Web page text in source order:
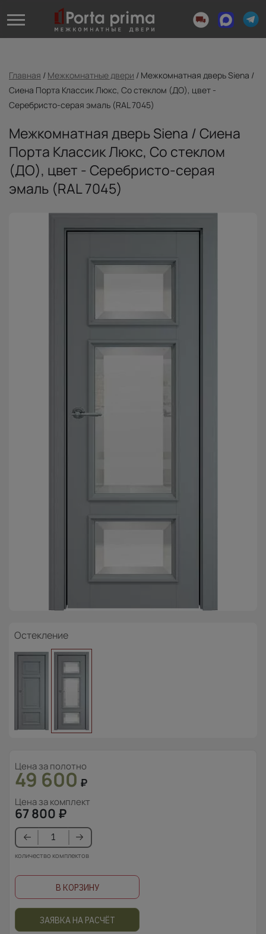
Главная / Межкомнатные двери / Межкомнатная дверь Siena /
Сиена Порта Классик Люкс, Со стеклом (ДО), цвет -
Серебристо-серая эмаль (RAL 7045)
Межкомнатная дверь Siena / Сиена
Порта Классик Люкс, Со стеклом
(ДО), цвет - Серебристо-серая
эмаль (RAL 7045)
Остекление
Цена за полотно
49 600 ₽
Цена за комплект
67 800 ₽
количество комплектов
В КОРЗИНУ
ЗАЯВКА НА РАСЧЁТ